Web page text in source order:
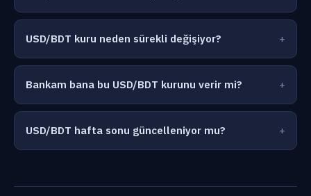
USD/BDT kuru neden sürekli değişiyor?
Bankam bana bu USD/BDT kurunu verir mi?
USD/BDT hafta sonu güncelleniyor mu?